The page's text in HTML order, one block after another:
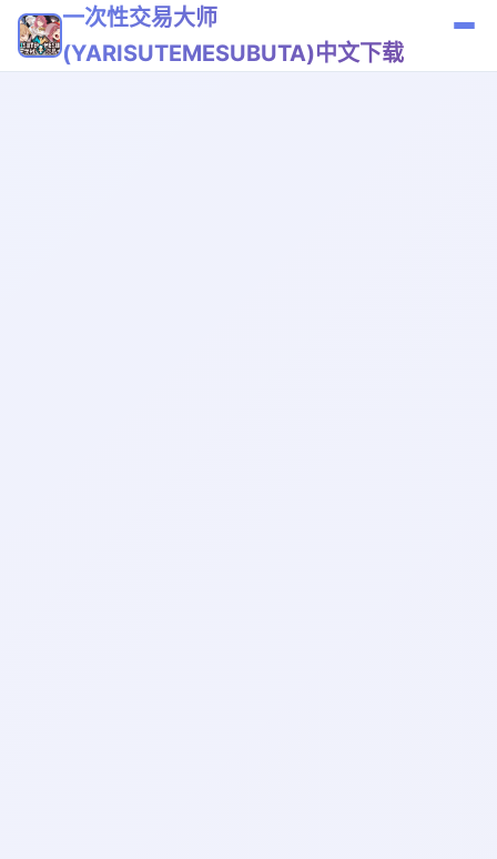
一次性交易大师
(YARISUTEMESUBUTA)中文下载